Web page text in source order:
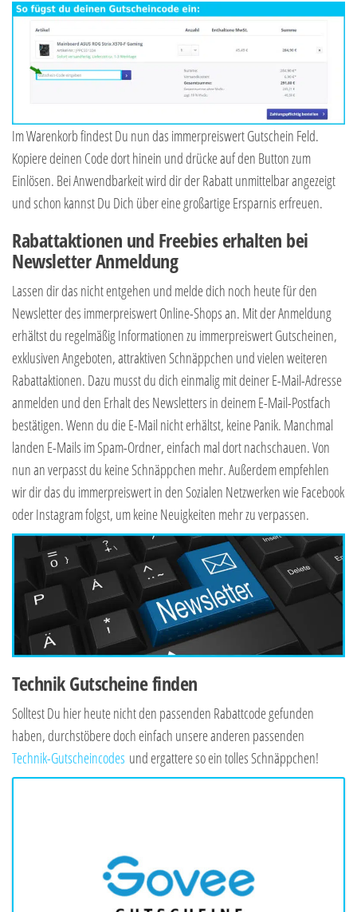
Im Warenkorb findest Du nun das immerpreiswert Gutschein Feld.
Kopiere deinen Code dort hinein und drücke auf den Button zum
Einlösen. Bei Anwendbarkeit wird dir der Rabatt unmittelbar angezeigt
und schon kannst Du Dich über eine großartige Ersparnis erfreuen.
Rabattaktionen und Freebies erhalten bei
Newsletter Anmeldung
Lassen dir das nicht entgehen und melde dich noch heute für den
Newsletter des immerpreiswert Online-Shops an. Mit der Anmeldung
erhältst du regelmäßig Informationen zu immerpreiswert Gutscheinen,
exklusiven Angeboten, attraktiven Schnäppchen und vielen weiteren
Rabattaktionen. Dazu musst du dich einmalig mit deiner E-Mail-Adresse
anmelden und den Erhalt des Newsletters in deinem E-Mail-Postfach
bestätigen. Wenn du die E-Mail nicht erhältst, keine Panik. Manchmal
landen E-Mails im Spam-Ordner, einfach mal dort nachschauen. Von
nun an verpasst du keine Schnäppchen mehr. Außerdem empfehlen
wir dir das du immerpreiswert in den Sozialen Netzwerken wie Facebook
oder Instagram folgst, um keine Neuigkeiten mehr zu verpassen.
Technik Gutscheine finden
Solltest Du hier heute nicht den passenden Rabattcode gefunden
haben, durchstöbere doch einfach unsere anderen passenden
Technik-Gutscheincodes und ergattere so ein tolles Schnäppchen!